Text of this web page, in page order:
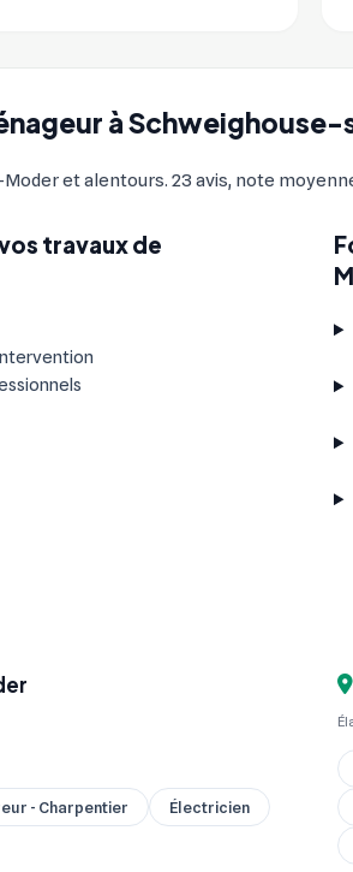
à
et alentours. 23 avis, note
travaux de
- Charpentier
Électricien